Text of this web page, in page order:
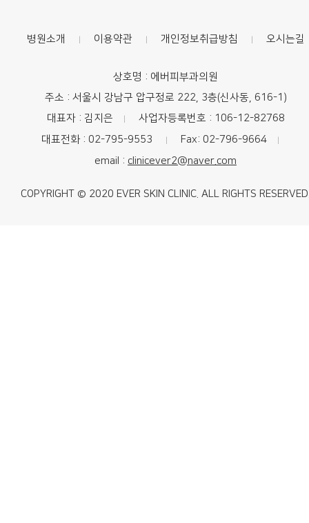
병원소개 이용약관 개인정보취급방침 오시는길
상호명 : 에버피부과의원
주소 : 서울시 강남구 압구정로 222, 3층(신사동, 616-1)
대표자 : 김지은
사업자등록번호 : 106-12-82768
대표전화 : 02-795-9553
Fax: 02-796-9664
email : clinicever2@naver.com
COPYRIGHT © 2020 EVER SKIN CLINIC. ALL RIGHTS